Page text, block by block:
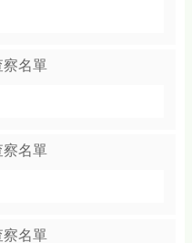
察名單
察名單
察名單